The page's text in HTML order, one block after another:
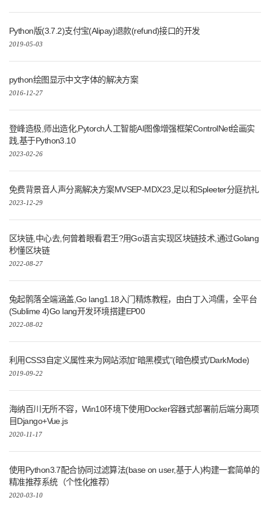
Python版(3.7.2)支付宝(Alipay)退款(refund)接口的开发
2019-05-03
python绘图显示中文字体的解决方案
2016-12-27
登峰造极,师出造化,Pytorch人工智能AI图像增强框架ControlNet绘画实
践,基于Python3.10
2023-02-26
免费背景音人声分离解决方案MVSEP-MDX23,足以和Spleeter分庭抗礼
2023-12-29
区块链,中心去,何曾着眼看君王?用Go语言实现区块链技术,通过Golang
秒懂区块链
2022-08-27
兔起鹘落全端涵盖,Go lang1.18入门精炼教程，由白丁入鸿儒，全平台
(Sublime 4)Go lang开发环境搭建EP00
2022-08-02
利用CSS3自定义属性来为网站添加“暗黑模式”(暗色模式/DarkMode)
2019-09-22
海纳百川无所不容，Win10环境下使用Docker容器式部署前后端分离项
目Django+Vue.js
2020-11-17
使用Python3.7配合协同过滤算法(base on user,基于人)构建一套简单的
精准推荐系统（个性化推荐）
2020-03-10